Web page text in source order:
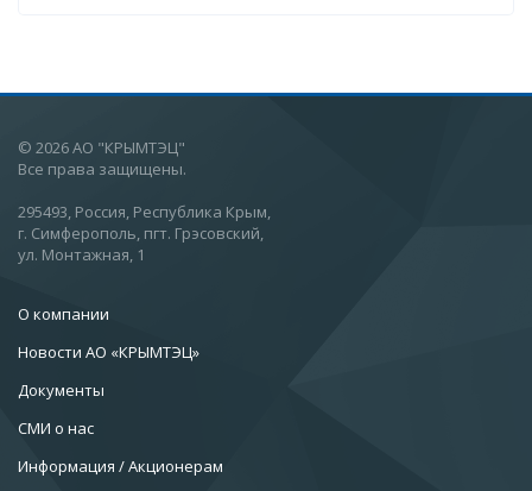
© 2026 АО "КРЫМТЭЦ"
Все права защищены.
295493, Россия, Республика Крым,
г. Симферополь, пгт. Грэсовский,
ул. Монтажная, 1
О компании
Новости АО «КРЫМТЭЦ»
Документы
СМИ о нас
Информация / Акционерам